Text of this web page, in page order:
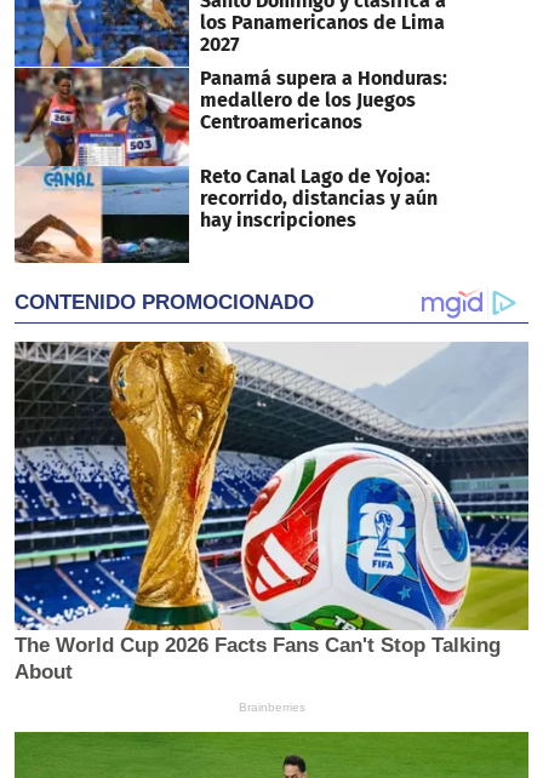
los Panamericanos de Lima
2027
Panamá supera a Honduras:
medallero de los Juegos
Centroamericanos
Reto Canal Lago de Yojoa:
recorrido, distancias y aún
hay inscripciones